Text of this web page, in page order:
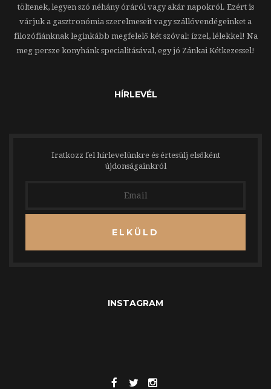
töltenek, legyen szó néhány óráról vagy akár napokról. Ezért is
várjuk a gasztronómia szerelmeseit vagy szállóvendégeinket a
filozófiánknak leginkább megfelelő két szóval: ízzel, lélekkel! Na
meg persze konyhánk specialitásával, egy jó Zánkai Kétkezessel!
HÍRLEVÉL
Iratkozz fel hírlevelünkre és értesülj elsőként
újdonságainkról
ELKÜLD
INSTAGRAM